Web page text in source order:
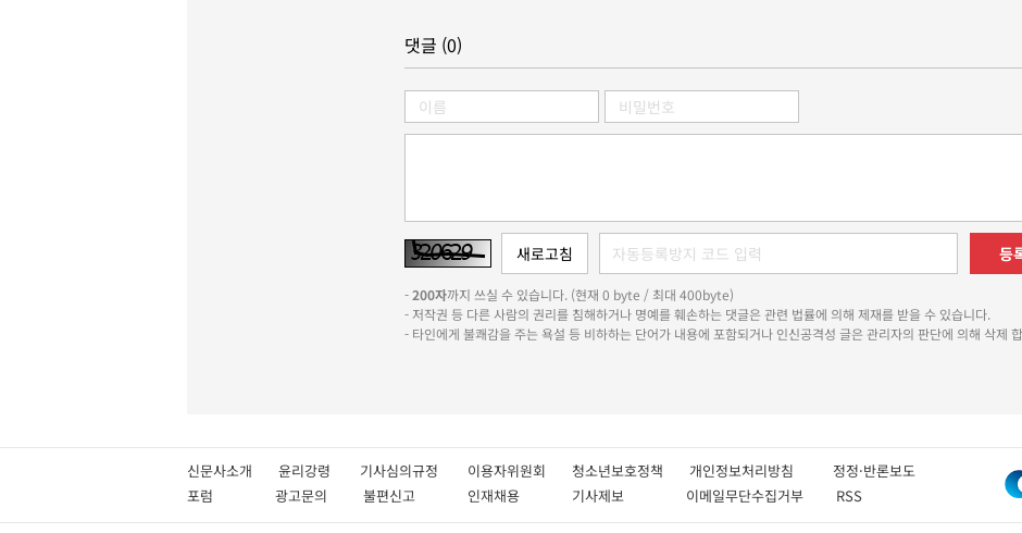
댓글 (0)
등
-200자까지 쓰실 수 있습니다. (현재 0 byte / 최대 400byte)
- 저작권 등 다른 사람의 권리를 침해하거나 명예를 훼손하는 댓글은 관련 법률에 의해 제재를 받을 수 있습니다.
- 타인에게 불쾌감을 주는 욕설 등 비하하는 단어가 내용에 포함되거나 인신공격성 글은 관리자의 판단에 의해 삭제
신문사소개 윤리강령 기사심의규정 이용자위원회 청소년보호정책 개인정보처리방침 정정·반론보도
포럼
광고문의 불편신고 인재채용 기사제보 이메일무단수집거부 RSS